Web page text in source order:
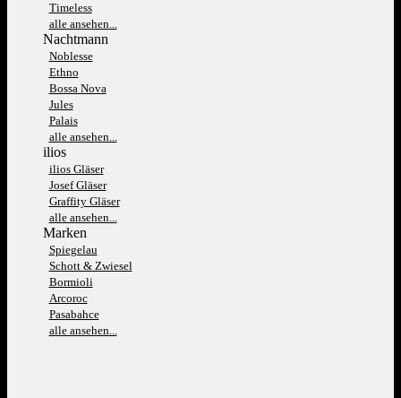
Timeless
alle ansehen...
Nachtmann
Noblesse
Ethno
Bossa Nova
Jules
Palais
alle ansehen...
ilios
ilios Gläser
Josef Gläser
Graffity Gläser
alle ansehen...
Marken
Spiegelau
Schott & Zwiesel
Bormioli
Arcoroc
Pasabahce
alle ansehen...